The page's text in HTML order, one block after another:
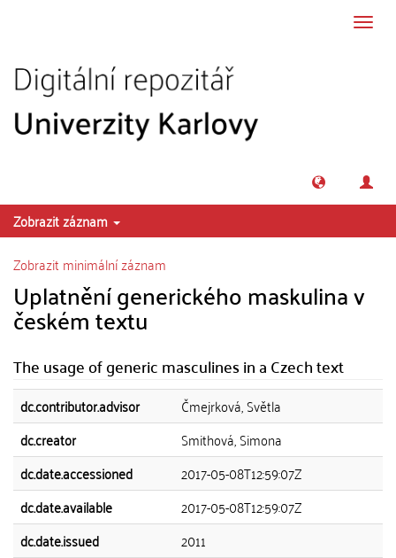
Zobrazit záznam
Zobrazit minimální záznam
Uplatnění generického maskulina v
českém textu
The usage of generic masculines in a Czech text
dc.contributor.advisor
Čmejrková, Světla
dc.creator
Smithová, Simona
dc.date.accessioned
2017-05-08T12:59:07Z
dc.date.available
2017-05-08T12:59:07Z
dc.date.issued
2011